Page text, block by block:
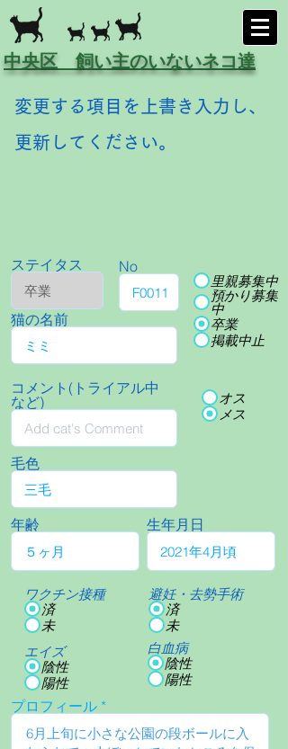
中央区 飼い主のいないネコ達
変更する項目を上書き入力し、
更新してください。
ステイタス No
猫の名前
里親募集中
預かり募集
中
卒業
掲載中止
コメント(トライアル中
など)
オス
メス
毛色
年齢
ワクチン接種
済
未
エイズ
陰性
陽性
生年月日
避妊・去勢手術
済
未
白血病
陰性
陽性
プロフィール